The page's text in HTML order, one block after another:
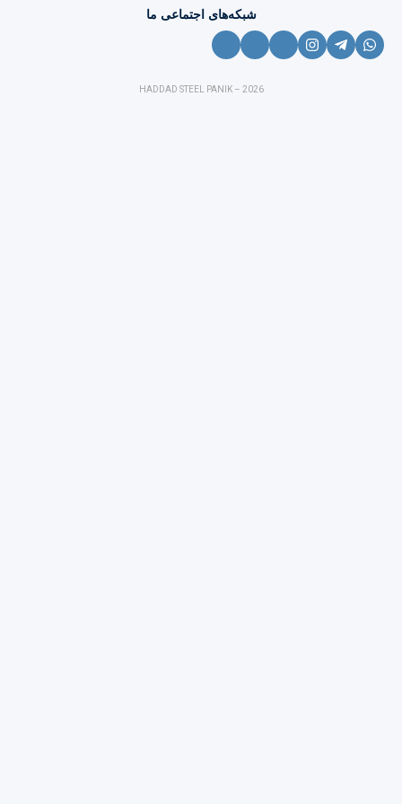
شبکه‌های اجتماعی ما
HADDAD STEEL PANIK – 2026